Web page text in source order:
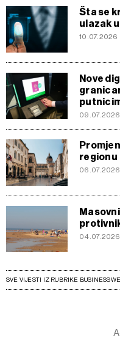
Šta se
ulazak
10.07.2026
Nove
09.07.2026
regionu
06.07.2026
04.07.2026
SVE VIJESTI IZ RUBRIKE